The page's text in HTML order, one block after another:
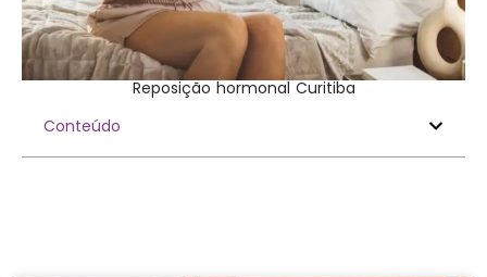
Reposição hormonal Curitiba
Conteúdo